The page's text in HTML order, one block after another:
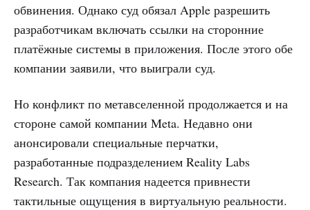
обвинения. Однако суд обязал Apple разрешить
разработчикам включать ссылки на сторонние
платёжные системы в приложения. После этого обе
компании заявили, что выиграли суд.
Но конфликт по метавселенной продолжается и на
стороне самой компании Meta. Недавно они
анонсировали специальные перчатки,
разработанные подразделением Reality Labs
Research. Так компания надеется привнести
тактильные ощущения в виртуальную реальности.